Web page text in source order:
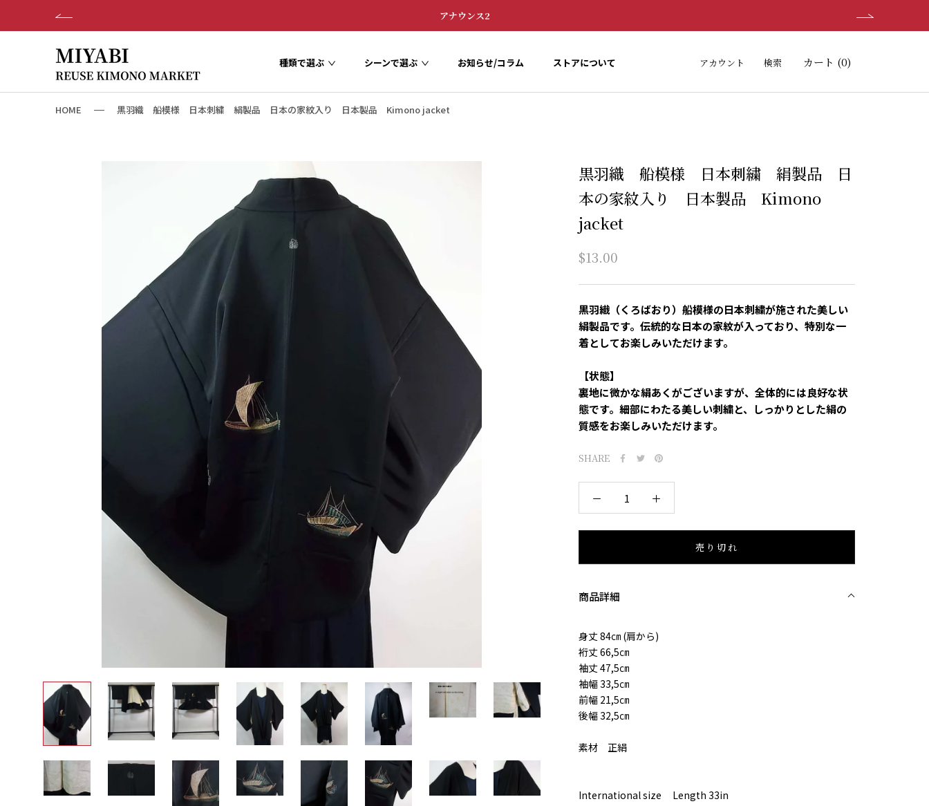
て
アナウンス2
種類で選ぶ シーンで選ぶ
お知らせ/コラム
ストアについて
アカウント 検索 カート (0)
HOME 黒羽織 船模様 日本刺繍 絹製品 日本の家紋入り 日本製品 Kimono jacket
黒羽織 船模様 日本刺繍 絹製品 日
本の家紋入り 日本製品 Kimono
jacket
$13.00
黒羽織（くろばおり）船模様の日本刺繍が施された美しい
絹製品です。伝統的な日本の家紋が入っており、特別な一
着としてお楽しみいただけます。
【状態】
裏地に微かな絹あくがございますが、全体的には良好な状
態です。細部にわたる美しい刺繍と、しっかりとした絹の
質感をお楽しみいただけます。
SHARE
売り切れ
商品詳細
身丈 84㎝ (肩から)
裄丈 66,5㎝
袖丈 47,5㎝
袖幅 33,5㎝
前幅 21,5㎝
後幅 32,5㎝
素材 正絹
International size Length 33in